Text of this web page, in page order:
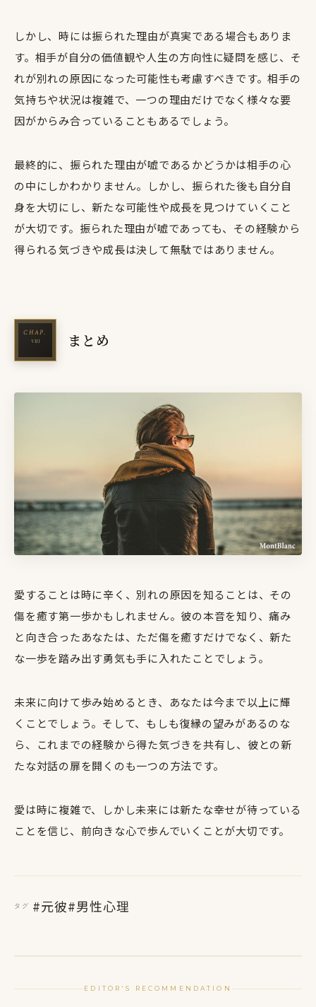
しかし、時には振られた理由が真実である場合もありま
す。相手が自分の価値観や人生の方向性に疑問を感じ、そ
れが別れの原因になった可能性も考慮すべきです。相手の
気持ちや状況は複雑で、一つの理由だけでなく様々な要
因がからみ合っていることもあるでしょう。
最終的に、振られた理由が嘘であるかどうかは相手の心
の中にしかわかりません。しかし、振られた後も自分自
身を大切にし、新たな可能性や成長を見つけていくこと
が大切です。振られた理由が嘘であっても、その経験から
得られる気づきや成長は決して無駄ではありません。
まとめ
愛することは時に辛く、別れの原因を知ることは、その
傷を癒す第一歩かもしれません。彼の本音を知り、痛み
と向き合ったあなたは、ただ傷を癒すだけでなく、新た
な一歩を踏み出す勇気も手に入れたことでしょう。
未来に向けて歩み始めるとき、あなたは今まで以上に輝
くことでしょう。そして、もしも復縁の望みがあるのな
ら、これまでの経験から得た気づきを共有し、彼との新
たな対話の扉を開くのも一つの方法です。
愛は時に複雑で、しかし未来には新たな幸せが待っている
ことを信じ、前向きな心で歩んでいくことが大切です。
タグ #元彼#男性心理
EDITOR'S RECOMMENDATION